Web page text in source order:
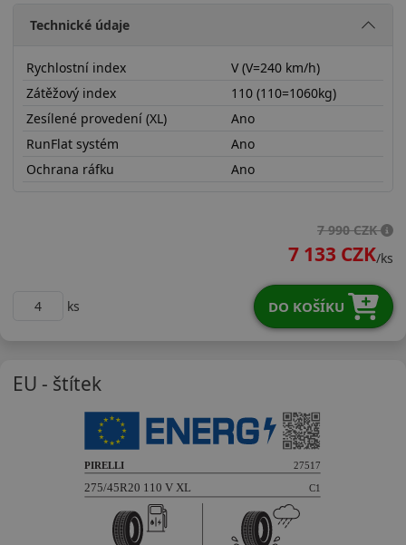
Technické údaje
Rychlostní index
V (V=240 km/h)
Zátěžový index
110 (110=1060kg)
Zesílené provedení (XL)
Ano
RunFlat systém
Ano
Ochrana ráfku
Ano
7 990 CZK
7 133 CZK/ks
ks DO KOŠÍKU
EU - štítek